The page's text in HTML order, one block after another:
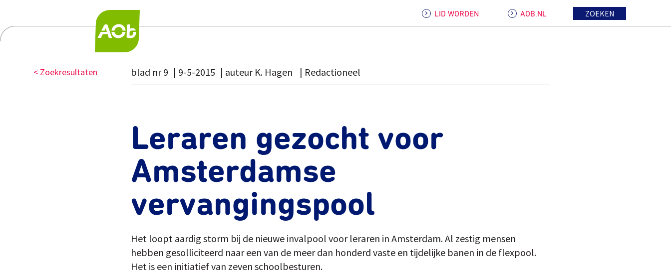
LID WORDEN AOB.NL ZOEKEN
< Zoekresultaten blad nr 9 9-5-2015 auteur K. Hagen Redactioneel
Leraren gezocht voor
Amsterdamse
vervangingspool
Het loopt aardig storm bij de nieuwe invalpool voor leraren in Amsterdam. Al zestig mensen
hebben gesolliciteerd naar een van de meer dan honderd vaste en tijdelijke banen in de flexpool.
Het is een initiatief van zeven schoolbesturen.